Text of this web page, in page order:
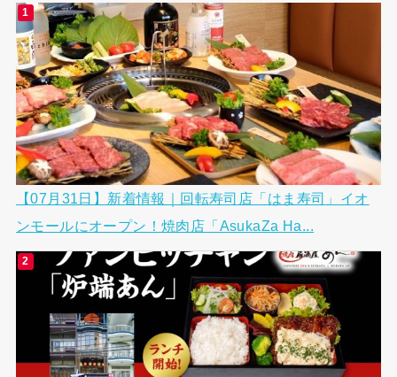
【07月31日】新着情報｜回転寿司店「はま寿司」イオ
ンモールにオープン！焼肉店「AsukaZa Ha...